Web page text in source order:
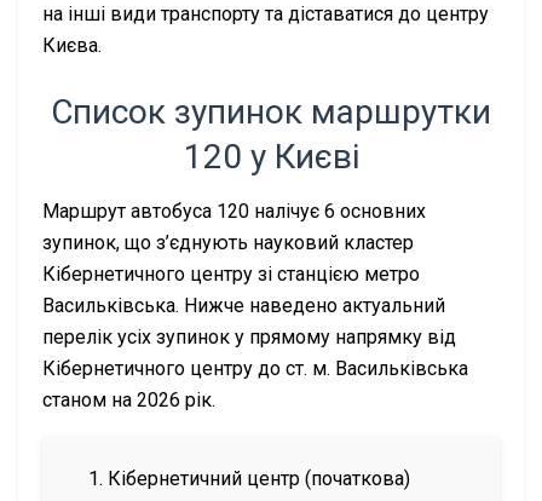
на інші види транспорту та діставатися до центру
Києва.
Список зупинок маршрутки
120 у Києві
Маршрут автобуса 120 налічує 6 основних
зупинок, що з’єднують науковий кластер
Кібернетичного центру зі станцією метро
Васильківська. Нижче наведено актуальний
перелік усіх зупинок у прямому напрямку від
Кібернетичного центру до ст. м. Васильківська
станом на 2026 рік.
Кібернетичний центр (початкова)